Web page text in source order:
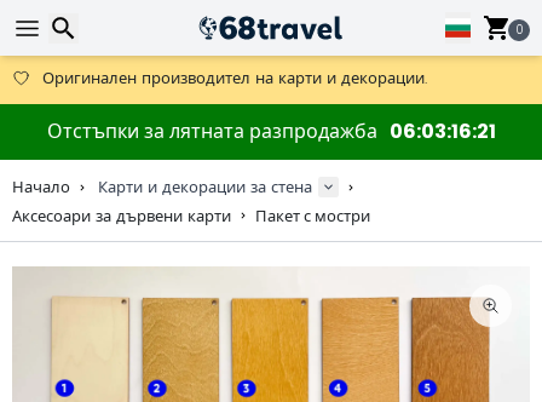
0
Предлага се и DHL Express за една нощ.
30 дни за връщане, 90 дни за дървени карти и декорации.
Оригинален производител на карти и декорации.
Отстъпки за лятната разпродажба 06031620
Начало
Карти и декорации за стена
Аксесоари за дървени карти
Пакет с мостри
Търсене
Търсене